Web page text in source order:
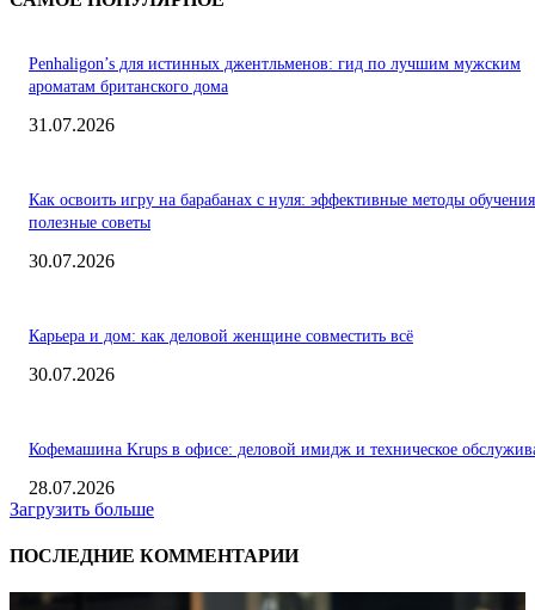
Penhaligon’s для истинных джентльменов: гид по лучшим мужским
ароматам британского дома
31.07.2026
Как освоить игру на барабанах с нуля: эффективные методы
полезные советы
30.07.2026
Карьера и дом: как деловой женщине совместить всё
30.07.2026
Кофемашина Krups в офисе: деловой имидж и техническое
28.07.2026
Загрузить больше
ПОСЛЕДНИЕ КОММЕНТАРИИ